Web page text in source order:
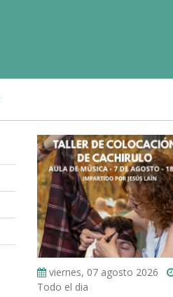
viernes, 07 agosto 2026
Todo el dia